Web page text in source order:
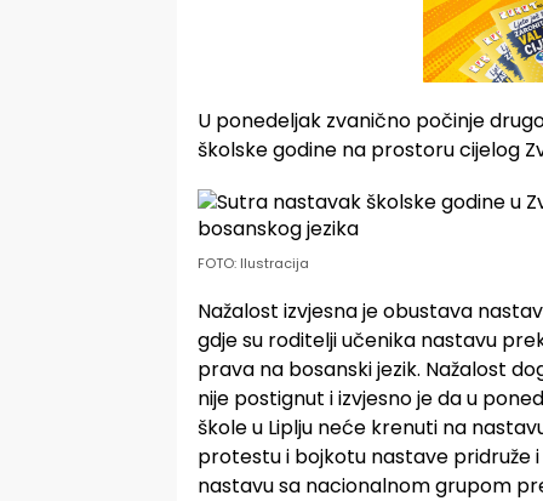
U ponedeljak zvanično počinje
školske godine na prostoru cijelog
FOTO: Ilustracija
Nažalost izvjesna je obustava
gdje su roditelji učenika nastavu
prava na bosanski jezik. Nažalost
nije postignut i izvjesno je da u
škole u Liplju neće krenuti na
protestu i bojkotu nastave pridruže
nastavu sa nacionalnom grupom